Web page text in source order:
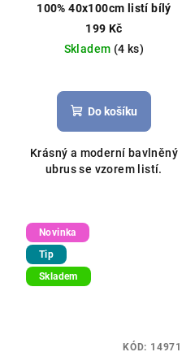
100% 40x100cm listí bílý
199 Kč
Skladem (4 ks)
Do košíku
Krásný a moderní bavlněný
ubrus se vzorem listí.
Novinka
Tip
Skladem
KÓD: 14971